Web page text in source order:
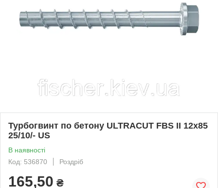
Турбогвинт по бетону ULTRACUT FBS II 12x85
25/10/- US
В наявності
Код: 536870
Роздріб
165,50 ₴